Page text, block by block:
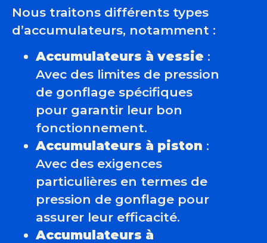
Nous traitons différents types
d’accumulateurs, notamment :
Accumulateurs à vessie :
Avec des limites de pression
de gonflage spécifiques
pour garantir leur bon
fonctionnement.
Accumulateurs à piston :
Avec des exigences
particulières en termes de
pression de gonflage pour
assurer leur efficacité.
Accumulateurs à